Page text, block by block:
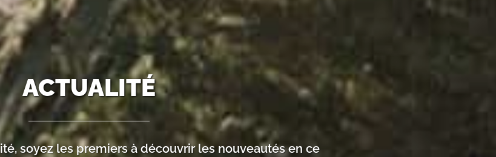
ACTUALITÉ
soyez les premiers à découvrir les nouveautés en ce